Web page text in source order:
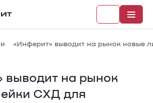
«Инферит» выводит на рынок новые
выводит на рынок
СХД для